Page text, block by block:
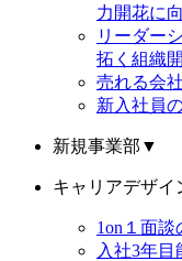
力開花に
リーダー
拓く組織
売れる会
新入社員
新規事業部 ▼
キャリアデザイ
1on１面談
入社3年